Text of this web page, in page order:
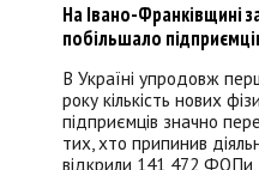
На Івано-Франківщині
побільшало
В Україні упродовж
року кількість нових
підприємців значно
тих, хто припинив
відкрили 141 472 ФОПи,